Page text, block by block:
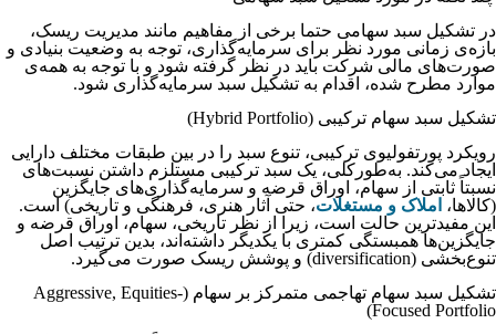
در تشکیل سبد سهامی حتما برخی از مفاهیم مانند مدیریت ریسک،
بازه‌ی زمانی مورد نظر برای سرمایه‌گذاری، توجه به وضعیت بنیادی و
صورت‌های مالی شرکت باید در نظر گرفته شود و با توجه به همه‌ی
موارد مطرح شده، اقدام به تشکیل سبد سرمایه‌گذاری شود.
تشکیل سبد سهام ترکیبی (Hybrid Portfolio)
رویکرد پورتفولیوی ترکیبی، تنوع سبد را در بین طبقات مختلف دارایی
ایجاد می‌کند. به‌طورکلی، یک سبد ترکیبی مستلزم داشتن نسبت‌های
نسبتاً ثابتی از سهام، اوراق قرضه و سرمایه‌گذاری‌های جایگزین
(کالاها، املاک و مستغلات، حتی آثار هنری، فرهنگی و تاریخی) است.
این مفید‌ترین حالت است، زیرا از نظر تاریخی، سهام، اوراق قرضه و
جایگزین‌ها همبستگی کمتری با یکدیگر داشته‌اند، بدین ترتیب اصل
تنوع‌بخشی (diversification) و پوشش ریسک صورت می‌گیرد.
تشکیل سبد سهام تهاجمی متمرکز بر سهام (Aggressive, Equities-
Focused Portfolio)